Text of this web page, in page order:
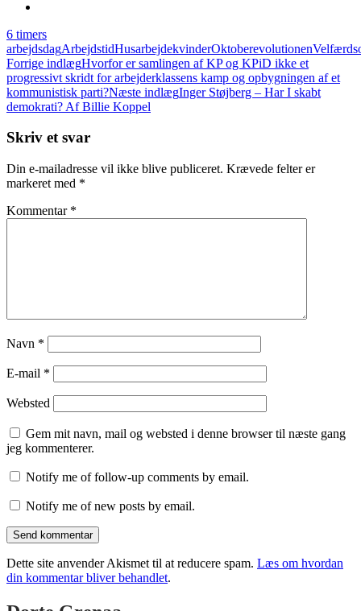
6 timers
arbejdsdagArbejdstidHusarbejdekvinderOktoberevolutionen
Indlægsnavigation
Forrige indlægHvorfor er samlingen af KP og KPiD ikke et
progressivt skridt for arbejderklassens kamp og opbygningen af et
kommunistisk parti?Næste indlægInger Støjberg – Har I skabt
demokrati? Af Billie Koppel
Skriv et svar
Din e-mailadresse vil ikke blive publiceret. Krævede felter er
markeret med *
Kommentar *
Navn *
E-mail *
Websted
Gem mit navn, mail og websted i denne browser til næste gang
jeg kommenterer.
Notify me of follow-up comments by email.
Notify me of new posts by email.
Dette site anvender Akismet til at reducere spam. Læs om hvordan
din kommentar bliver behandlet.